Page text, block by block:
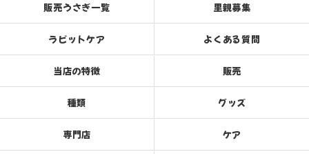
販売うさぎ一覧 里親募集
ラビットケア よくある質問
当店の特徴 販売
種類 グッズ
専門店 ケア